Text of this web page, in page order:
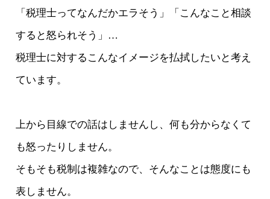
「税理士ってなんだかエラそう」「こんなこと相談
すると怒られそう」…
税理士に対するこんなイメージを払拭したいと考え
ています。
上から目線での話はしませんし、何も分からなくて
も怒ったりしません。
そもそも税制は複雑なので、そんなことは態度にも
表しません。